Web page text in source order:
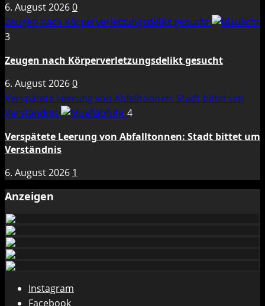
6. August 20260
Zeugen nach Körperverletzungsdelikt gesucht
3
Zeugen nach Körperverletzungsdelikt gesucht
6. August 20260
Verspätete Leerung von Abfalltonnen: Stadt bittet um
Verständnis
4
Verspätete Leerung von Abfalltonnen: Stadt bittet um
Verständnis
6. August 2026 1
Anzeigen
Instagram
Facebook